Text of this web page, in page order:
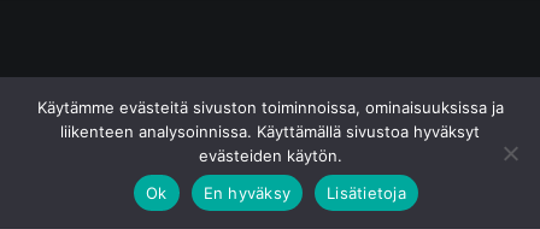
Käytämme evästeitä sivuston toiminnoissa, ominaisuuksissa ja
liikenteen analysoinnissa. Käyttämällä sivustoa hyväksyt
evästeiden käytön.
Ok
En hyväksy Lisätietoja